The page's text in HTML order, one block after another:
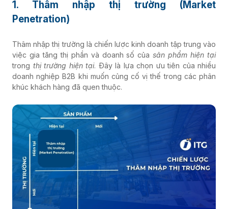
1. Thâm nhập thị trường (Market
Penetration)
Thâm nhập thị trường là chiến lược kinh doanh tập trung vào
việc gia tăng thị phần và doanh số củasản phẩm hiện tại
trong thị trường hiện tại. Đây là lựa chọn ưu tiên của nhiều
doanh nghiệp B2B khi muốn củng cố vị thế trong các phân
khúc khách hàng đã quen thuộc.